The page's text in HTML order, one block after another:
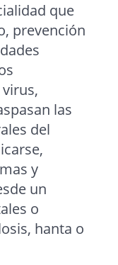
que
prevención
las
del
y
un
o
hanta o